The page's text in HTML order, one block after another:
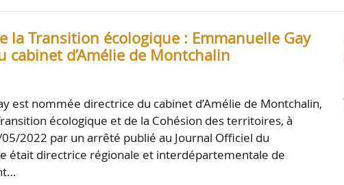
la Transition écologique : Emmanuelle Gay
cabinet d’Amélie de Montchalin
est nommée directrice du cabinet d’Amélie de Montchalin,
écologique et de la Cohésion des territoires, à
2022 par un arrêté publié au Journal Officiel du
était directrice régionale et interdépartementale de